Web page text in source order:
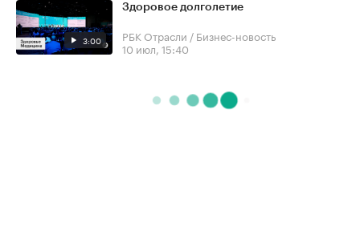
3:00
Здоровое долголетие
РБК Отрасли / Бизнес-новость
10 июл, 15:40